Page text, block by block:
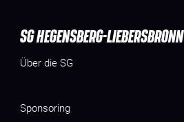
SG HEGENSBERG-LIEBERSBRONN
Über die SG
Sponsoring